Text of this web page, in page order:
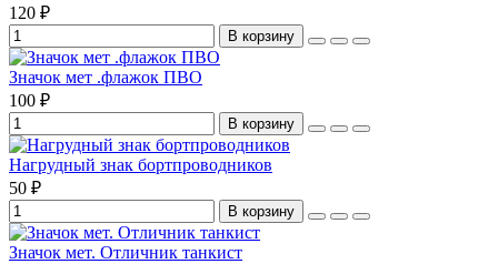
120 ₽
В корзину
Значок мет .флажок ПВО
100 ₽
В корзину
Нагрудный знак бортпроводников
50 ₽
В корзину
Значок мет. Отличник танкист